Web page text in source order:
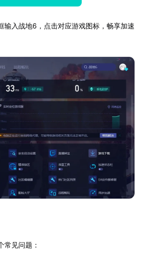
输入战地6，点击对应游戏图标，畅享加速
常见问题：